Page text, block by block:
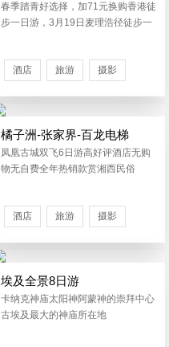
春季踏青好选择，加71元换购香港徒
步一日游，3月19日麦理浩径徒步一
酒店 旅游 摄影
橘子洲-张家界-百龙电梯
凤凰古城双飞6日游高好评酒店无购
物无自费全年热销款赏湘西民俗
酒店 旅游 摄影
埃及全景8日游
卡纳克神庙太阳神阿蒙神的崇拜中心
古埃及最大的神庙所在地